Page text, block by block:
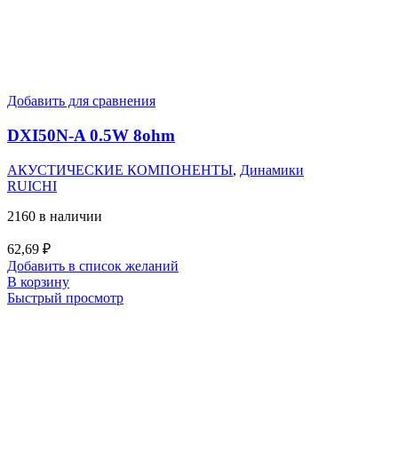
Добавить для сравнения
DXI50N-A 0.5W 8ohm
АКУСТИЧЕСКИЕ КОМПОНЕНТЫ, Динамики
RUICHI
2160 в наличии
62,69 ₽
Добавить в список желаний
В корзину
Быстрый просмотр